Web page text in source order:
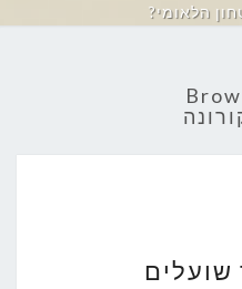
הלאומי?
שועלים